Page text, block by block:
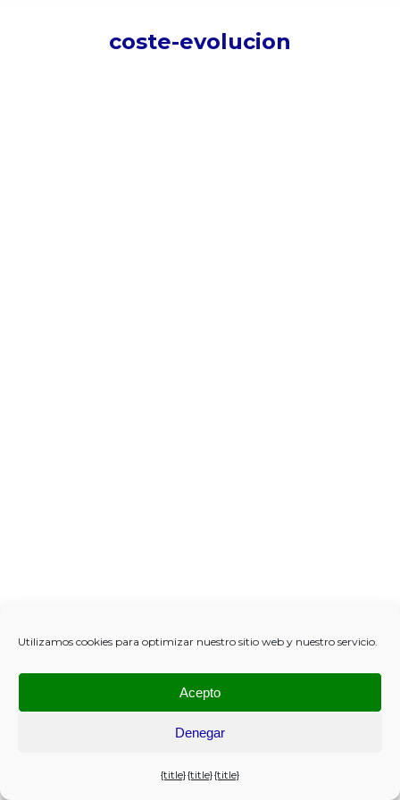
coste-evolucion
Utilizamos cookies para optimizar nuestro sitio web y nuestro servicio.
Acepto
Denegar
{title}{title}{title}